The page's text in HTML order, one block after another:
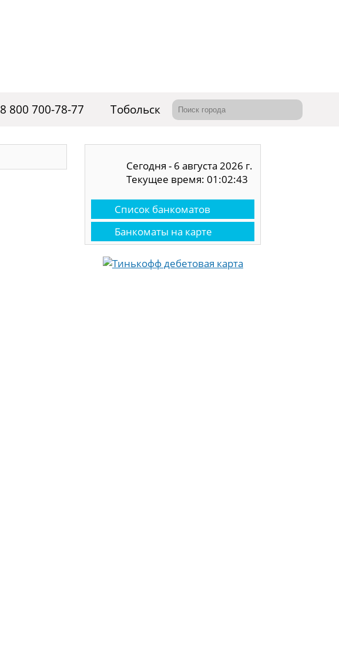
8 800 700-78-77 Тобольск
Сегодня - 6 августа 2026 г.
Текущее время: 01:02:44
Список банкоматов
Банкоматы на карте